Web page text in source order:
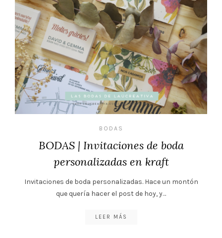
BODAS
BODAS | Invitaciones de boda
personalizadas en kraft
Invitaciones de boda personalizadas. Hace un montón
que quería hacer el post de hoy, y…
LEER MÁS